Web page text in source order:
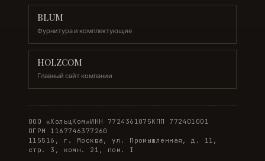
BLUM
Фурнитура и комплектующие
HOLZCOM
Главный сайт компании
ООО «ХольцКом»ИНН 7724361075КПП 772401001
ОГРН 1167746377260
115516, г. Москва, ул. Промышленная, д. 11,
стр. 3, комн. 21, пом. I